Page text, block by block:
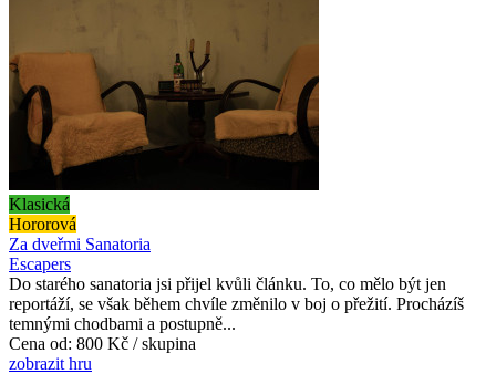
Klasická
Hororová
Za dveřmi Sanatoria
Escapers
Do starého sanatoria jsi přijel kvůli článku. To, co mělo být jen
reportáží, se však během chvíle změnilo v boj o přežití. Procházíš
temnými chodbami a postupně...
Cena od: 800 Kč / skupina
zobrazit hru